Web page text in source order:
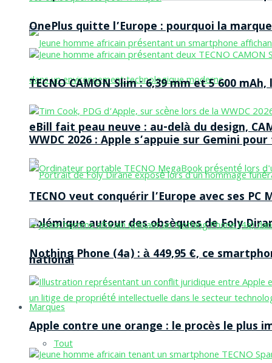
eBill fait peau neuve : au-delà du design,
Polémique autour des obsèques de Foly
national
Marques
Tout
OnePlus quitte l’Europe : pourquoi la
TECNO CAMON Slim : 6,39 mm et 5 600
WWDC 2026 : Apple s’appuie sur Gemini
TECNO veut conquérir l’Europe avec ses
Nothing Phone (4a) : à 449,95 €, ce
Apple contre une orange : le procès le plus